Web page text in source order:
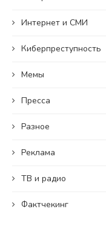
Интернет и СМИ
Киберпреступность
Мемы
Пресса
Разное
Реклама
ТВ и радио
Фактчекинг